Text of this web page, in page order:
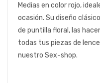
Medias en color rojo,
ocasión. Su diseño
de puntilla floral, las
todas tus piezas de
nuestro Sex-shop.